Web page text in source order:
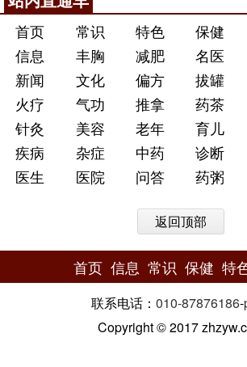
首页 常识 特色 保健
信息
丰胸 减肥 名医
新闻
文化 偏方 拔罐
火疗
气功 推拿 药茶
针灸
美容 老年 育儿
疾病
杂症 中药 诊断
医生
医院 问答 药粥
返回顶部
首页 信息 常识 保健 特
联系电话： 010-87876186-
Copyright © 2017